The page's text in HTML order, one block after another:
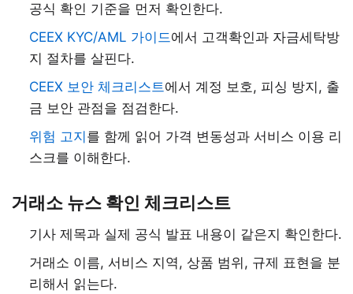
공식 확인 기준을 먼저 확인한다.
CEEX KYC/AML 가이드에서 고객확인과 자금세탁방
지 절차를 살핀다.
CEEX 보안 체크리스트에서 계정 보호, 피싱 방지, 출
금 보안 관점을 점검한다.
위험 고지 를 함께 읽어 가격 변동성과 서비스 이용 리
스크를 이해한다.
거래소 뉴스 확인 체크리스트
기사 제목과 실제 공식 발표 내용이 같은지 확인한다.
거래소 이름, 서비스 지역, 상품 범위, 규제 표현을 분
리해서 읽는다.